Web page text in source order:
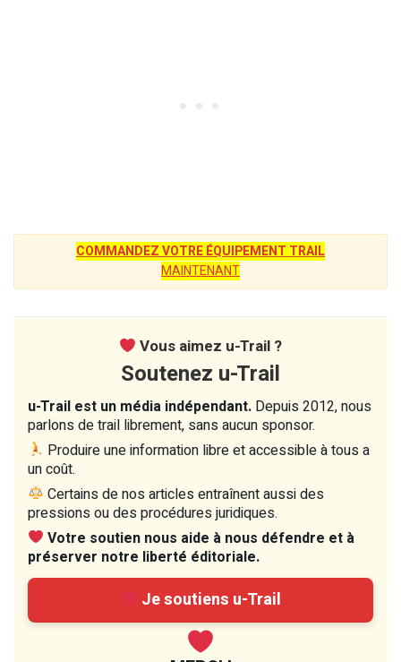
COMMANDEZ VOTRE ÉQUIPEMENT TRAIL
MAINTENANT
Vous aimez u-Trail ?
Soutenez u-Trail
u-Trail est un média indépendant. Depuis 2012, nous
parlons de trail librement, sans aucun sponsor.
Produire une information libre et accessible à tous a
un coût.
Certains de nos articles entraînent aussi des
pressions ou des procédures juridiques.
Votre soutien nous aide à nous défendre et à
préserver notre liberté éditoriale.
Je soutiens u-Trail